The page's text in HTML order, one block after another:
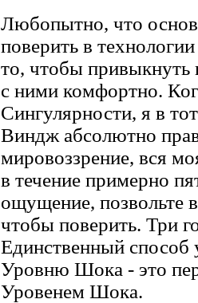
Любопытно, что
поверить в
то, чтобы привыкнуть
с ними комфортно.
Сингулярности, я в
Виндж абсолютно
мировоззрение, вся
в течение примерно
ощущение, позвольте
чтобы поверить. Три
Единственный способ
Уровню Шока - это
Уровенем Шока.